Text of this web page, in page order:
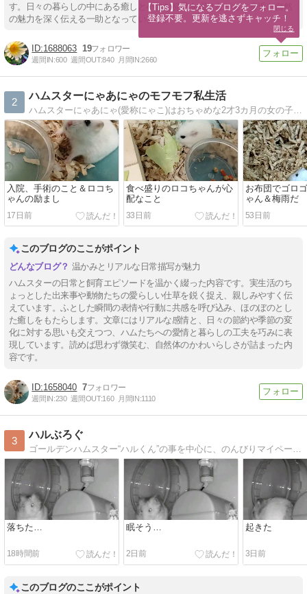
す。日々の暮らしの中にある癒しと小さな発見を綴りながら、身近な自然
の魅力を深く伝える一助となっています。
1688063 19
週間IN:600 週間OUT:840 月間IN:2660
2
ハムスターにゃあにゃのモフモフ私生活
ハムスターにゃあにゃ(愛称にゃこ)はおちゃめな2才3カ月の女の子。初心者の飼い主と一緒に成長中です。
入院、手術のこと＆ロコち
ゃんの励まし
17日前
食べ盛りのロコちゃんが心
配なこと
33日前
お布団でゴロ
ゃん＆梅雨だ
53日前
このブログのここがポイント
温かみとリアルな日常描写が魅力
ハムスターの日常と飼育エピソードを温かく綴った内容です。実生活のち
ょっとした出来事や動物たちの愛らしい仕草を鋭く捉え、親しみやすく伝
えています。ふとした瞬間の表情や行動に共感を呼び込み、ほのぼのとし
た癒しをもたらします。文章にはリアルな感情と、日々の節約や季節の変
化に対する思いも交えつつ、ハムたちへの愛情と暮らしの工夫を巧みに表
現しています。読めば思わず微笑む、自然体のかわいらしさが詰まった内
容です。
1658040 7
週間IN:230 週間OUT:160 月間IN:1110
3
ハルぶろぐ
落ちた…
18時間前
眠そう…
2日前
起きた
3日前
このブログのここがポイント
【Tips】気になるブログをフォロー。
登録不要。更新を逃さずキャッチ！
閉じる